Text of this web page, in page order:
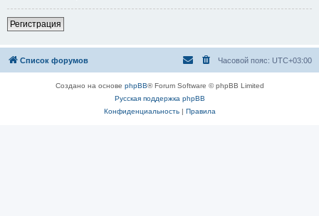
Регистрация
Список форумов Часовой пояс: UTC+03:00
Создано на основе phpBB® Forum Software © phpBB Limited
Русская поддержка phpBB
Конфиденциальность| Правила